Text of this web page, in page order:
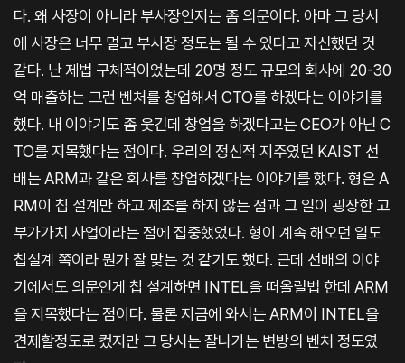
다. 왜 사장이 아니라 부사장인지는 좀 의문이다. 아마 그 당시
에 사장은 너무 멀고 부사장 정도는 될 수 있다고 자신했던 것
같다. 난 제법 구체적이었는데 20명 정도 규모의 회사에 20-30
억 매출하는 그런 벤처를 창업해서 CTO를 하겠다는 이야기를
했다. 내 이야기도 좀 웃긴데 창업을 하겠다고는 CEO가 아닌 C
TO를 지목했다는 점이다. 우리의 정신적 지주였던 KAIST 선
배는 ARM과 같은 회사를 창업하겠다는 이야기를 했다. 형은 A
RM이 칩 설계만 하고 제조를 하지 않는 점과 그 일이 굉장한 고
부가가치 사업이라는 점에 집중했었다. 형이 계속 해오던 일도
칩설계 쪽이라 뭔가 잘 맞는 것 같기도 했다. 근데 선배의 이야
기에서도 의문인게 칩 설계하면 INTEL을 떠올릴법 한데 ARM
을 지목했다는 점이다. 물론 지금에 와서는 ARM이 INTEL을
견제할정도로 컸지만 그 당시는 잘나가는 변방의 벤처 정도였